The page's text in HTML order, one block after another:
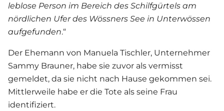
leblose Person im Bereich des Schilfgürtels am
nördlichen Ufer des Wössners See in Unterwössen
aufgefunden.“
Der Ehemann von Manuela Tischler, Unternehmer
Sammy Brauner, habe sie zuvor als vermisst
gemeldet, da sie nicht nach Hause gekommen sei.
Mittlerweile habe er die Tote als seine Frau
identifiziert.